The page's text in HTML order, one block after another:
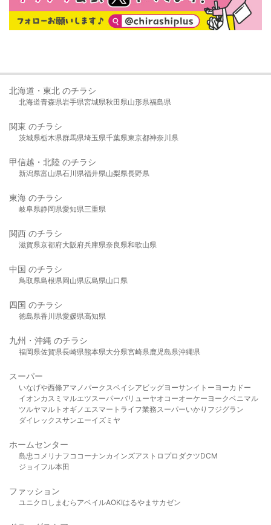
北海道・東北 のチラシ
北海道青森県岩手県宮城県秋田県山形県福島県
関東 のチラシ
茨城県栃木県群馬県埼玉県千葉県東京都神奈川県
甲信越・北陸 のチラシ
新潟県富山県石川県福井県山梨県長野県
東海 のチラシ
岐阜県静岡県愛知県三重県
関西 のチラシ
滋賀県京都府大阪府兵庫県奈良県和歌山県
中国 のチラシ
鳥取県島根県岡山県広島県山口県
四国 のチラシ
徳島県香川県愛媛県高知県
九州・沖縄 のチラシ
福岡県佐賀県長崎県熊本県大分県宮崎県鹿児島県沖縄県
スーパー
いなげや西條アマノパークスベイシア ビッグヨーサンイトーヨーカドー
イオンカスミ マルエツスーパーバリューヤオコーオーケー ヨークベニマル
ツルヤマルト オギノ エスマート ライフ業務スーパーいかり フジグラン
ダイレックスサンエーイズミヤ
ホームセンター
島忠 コメリ ナフコ コーナンカインズアストロプロダクツDCM
ジョイフル本田
ファッション
ユニクロ しまむら アベイルAOKIはるやま サカゼン